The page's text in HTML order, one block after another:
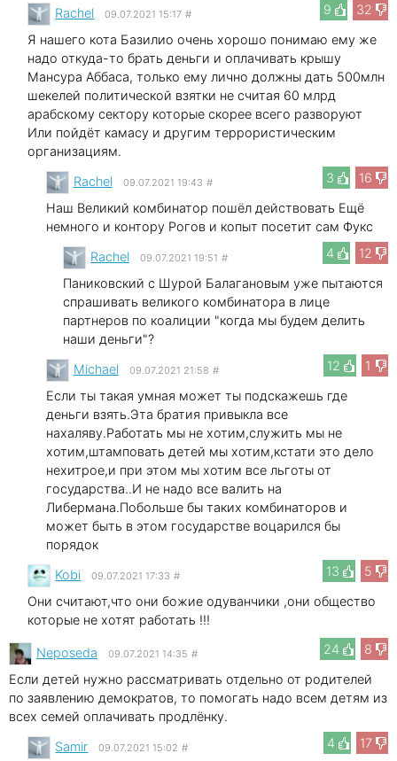
9
32
Rachel 09.07.2021 15:17 #
Я нашего кота Базилио очень хорошо понимаю ему же
надо откуда-то брать деньги и оплачивать крышу
Мансура Аббаса, только ему лично должны дать 500млн
шекелей политической взятки не считая 60 млрд
арабскому сектору которые скорее всего разворуют
Или пойдёт камасу и другим террористическим
организациям.
3
16
Rachel 09.07.2021 19:43 #
Наш Великий комбинатор пошёл действовать Ещё
немного и контору Рогов и копыт посетит сам Фукс
4
12
Rachel 09.07.2021 19:51 #
Паниковский с Шурой Балагановым уже пытаются
спрашивать великого комбинатора в лице
партнеров по коалиции "когда мы будем делить
наши деньги"?
12
1
Michael 09.07.2021 21:58 #
Если ты такая умная может ты подскажешь где
деньги взять.Эта братия привыкла все
нахаляву.Работать мы не хотим,служить мы не
хотим,штамповать детей мы хотим,кстати это дело
нехитрое,и при этом мы хотим все льготы от
государства..И не надо все валить на
Либермана.Побольше бы таких комбинаторов и
может быть в этом государстве воцарился бы
порядок
13
5
Kobi 09.07.2021 17:33 #
Они считают,что они божие одуванчики ,они общество
которые не хотят работать !!!
24
8
Neposeda 09.07.2021 14:35 #
Если детей нужно рассматривать отдельно от родителей
по заявлению демократов, то помогать надо всем детям из
всех семей оплачивать продлёнку.
4
17
Samir 09.07.2021 15:02 #